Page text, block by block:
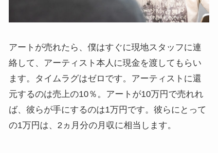
アートが売れたら、僕はすぐに現地スタッフに連
絡して、アーティスト本人に現金を渡してもらい
ます。タイムラグはゼロです。アーティストに還
元するのは売上の10％。アートが10万円で売れれ
ば、彼らが手にするのは1万円です。彼らにとって
の1万円は、2ヵ月分の月収に相当します。